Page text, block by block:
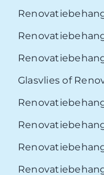
Glasvlies of